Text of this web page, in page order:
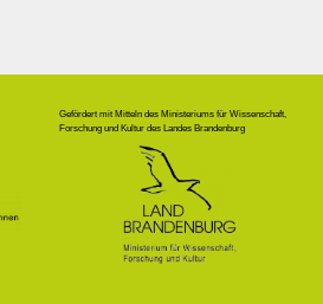
Gefördert mit Mitteln des Ministeriums für Wissenschaft,
Forschung und Kultur des Landes Brandenburg